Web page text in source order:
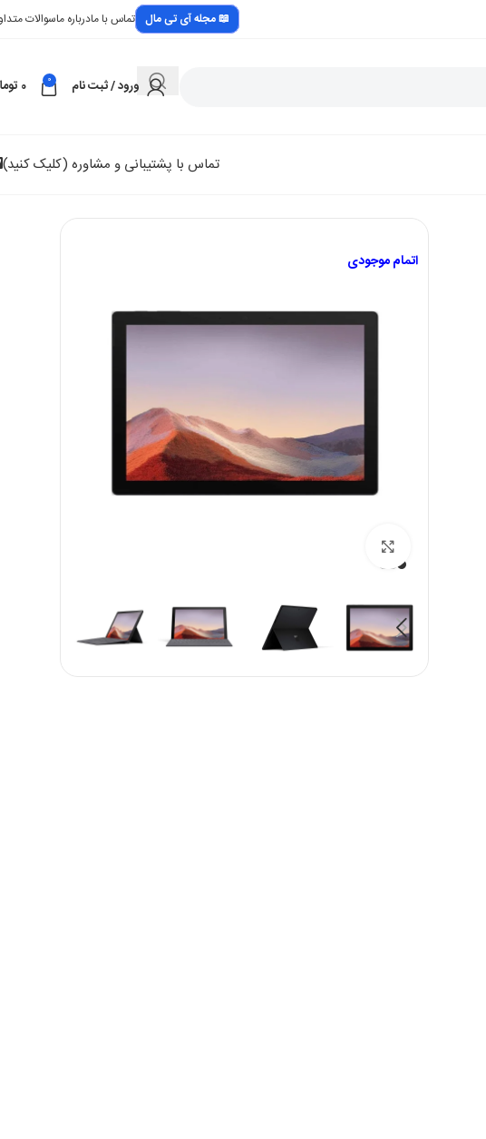
📖 مجله آی تی مال تماس با مادرباره ماسوالات
ورود / ثبت نام 0
0
تماس با پشتیبانی و مشاوره (کلیک کنید)
اتمام موجودی